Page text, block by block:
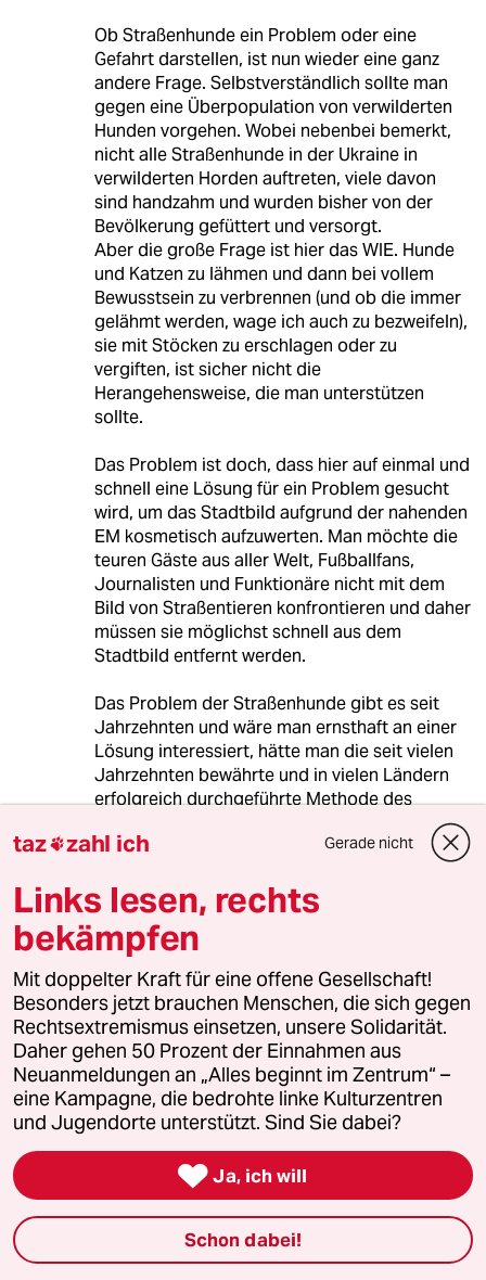
Ob Straßenhunde ein Problem oder eine
Gefahrt darstellen, ist nun wieder eine ganz
andere Frage. Selbstverständlich sollte man
gegen eine Überpopulation von verwilderten
Hunden vorgehen. Wobei nebenbei bemerkt,
nicht alle Straßenhunde in der Ukraine in
verwilderten Horden auftreten, viele davon
sind handzahm und wurden bisher von der
Bevölkerung gefüttert und versorgt.
Aber die große Frage ist hier das WIE. Hunde
und Katzen zu lähmen und dann bei vollem
Bewusstsein zu verbrennen (und ob die immer
gelähmt werden, wage ich auch zu bezweifeln),
sie mit Stöcken zu erschlagen oder zu
vergiften, ist sicher nicht die
Herangehensweise, die man unterstützen
sollte.
Das Problem ist doch, dass hier auf einmal und
schnell eine Lösung für ein Problem gesucht
wird, um das Stadtbild aufgrund der nahenden
EM kosmetisch aufzuwerten. Man möchte die
teuren Gäste aus aller Welt, Fußballfans,
Journalisten und Funktionäre nicht mit dem
Bild von Straßentieren konfrontieren und daher
müssen sie möglichst schnell aus dem
Stadtbild entfernt werden.
Das Problem der Straßenhunde gibt es seit
Jahrzehnten und wäre man ernsthaft an einer
Lösung interessiert, hätte man die seit vielen
Jahrzehnten bewährte und in vielen Ländern
erfolgreich durchgeführte Methode des
Einfangens, Kastrierens, Feilassens praktiziert.
Dies führt zu einer nachhaltigen, massiven
Reduktion der Population an Straßenhunden.
Da man aber nicht an einer nachhaltigen und
sinnvollen Lösung interessiert ist, sondern nur
schnell für die EURO 2012 in einem guten Licht
dastehen will, werden die oben beschriebenen
Methoden angewandt.
Und darüber darf man sich auch dann
aufregen, wenn in Afrika Kinder verhungern
oder in Polen Homosexuelle verprügelt
werden.
26.11.2011,14:10 Uhr
@ Rüdiger: Schreiben Sie uns allen dann eine
taz zahl ich Gerade nicht
Links lesen, rechts
bekämpfen
Mit doppelter Kraft für eine offene Gesellschaft!
Besonders jetzt brauchen Menschen, die sich gegen
Rechtsextremismus einsetzen, unsere Solidarität.
Daher gehen 50 Prozent der Einnahmen aus
Neuanmeldungen an „Alles beginnt im Zentrum“ –
eine Kampagne, die bedrohte linke Kulturzentren
und Jugendorte unterstützt. Sind Sie dabei?
 Ja, ich will
Schon dabei!